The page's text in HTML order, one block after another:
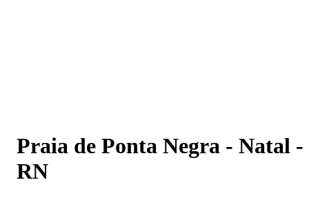
Praia de Ponta Negra - Natal -
RN